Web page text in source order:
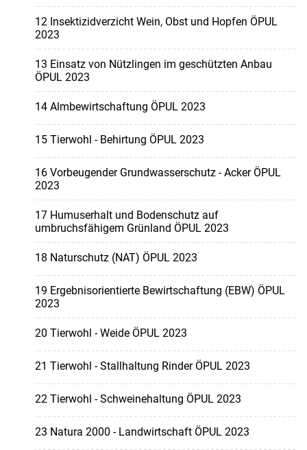
12 Insektizidverzicht Wein, Obst und Hopfen ÖPUL
2023
13 Einsatz von Nützlingen im geschützten Anbau
ÖPUL 2023
14 Almbewirtschaftung ÖPUL 2023
15 Tierwohl - Behirtung ÖPUL 2023
16 Vorbeugender Grundwasserschutz - Acker ÖPUL
2023
17 Humuserhalt und Bodenschutz auf
umbruchsfähigem Grünland ÖPUL 2023
18 Naturschutz (NAT) ÖPUL 2023
19 Ergebnisorientierte Bewirtschaftung (EBW) ÖPUL
2023
20 Tierwohl - Weide ÖPUL 2023
21 Tierwohl - Stallhaltung Rinder ÖPUL 2023
22 Tierwohl - Schweinehaltung ÖPUL 2023
23 Natura 2000 - Landwirtschaft ÖPUL 2023